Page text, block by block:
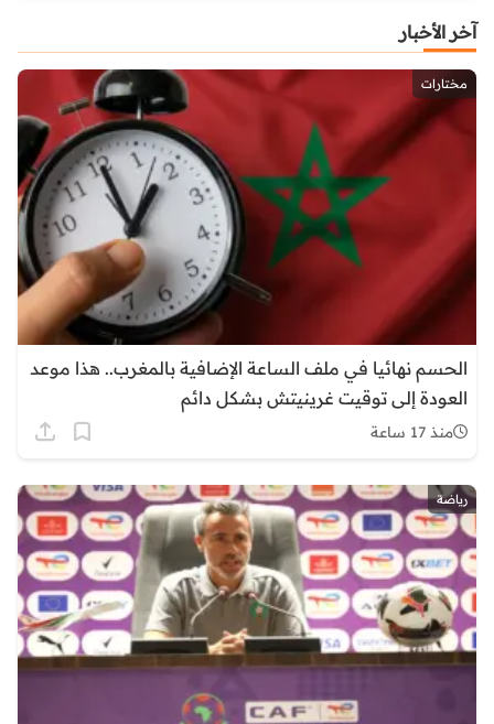
آخر الأخبار
مختارات
الحسم نهائيا في ملف الساعة الإضافية بالمغرب.. هذا موعد
العودة إلى توقيت غرينيتش بشكل دائم
منذ 17 ساعة
رياضة